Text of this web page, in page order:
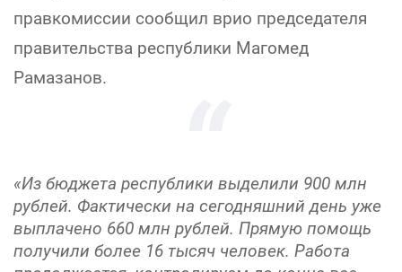
правкомиссии сообщил врио председателя
правительства республики Магомед
Рамазанов.
«Из бюджета республики выделили 900 млн
рублей. Фактически на сегодняшний день уже
выплачено 660 млн рублей. Прямую помощь
получили более 16 тысяч человек. Работа